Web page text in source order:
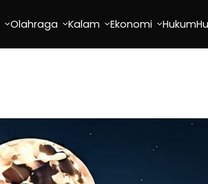
Olahraga Kalam Ekonomi Hukum